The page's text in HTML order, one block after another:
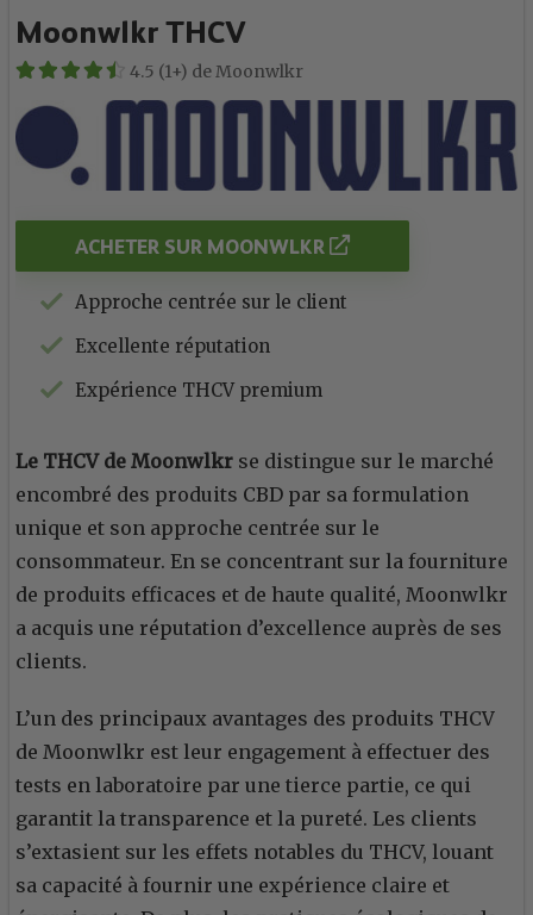
Moonwlkr THCV
4.5 (1+) de Moonwlkr
ACHETER SUR MOONWLKR
Approche centrée sur le client
Excellente réputation
Expérience THCV premium
Le THCV de Moonwlkr se distingue sur le marché
encombré des produits CBD par sa formulation
unique et son approche centrée sur le
consommateur. En se concentrant sur la fourniture
de produits efficaces et de haute qualité, Moonwlkr
a acquis une réputation d’excellence auprès de ses
clients.
L’un des principaux avantages des produits THCV
de Moonwlkr est leur engagement à effectuer des
tests en laboratoire par une tierce partie, ce qui
garantit la transparence et la pureté. Les clients
s’extasient sur les effets notables du THCV, louant
sa capacité à fournir une expérience claire et